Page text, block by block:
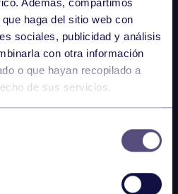
Además, compartimos
haga del sitio web con
sociales, publicidad y análisis
con otra información
o que hayan recopilado a
de sus servicios.